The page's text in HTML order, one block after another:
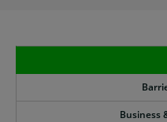
Business